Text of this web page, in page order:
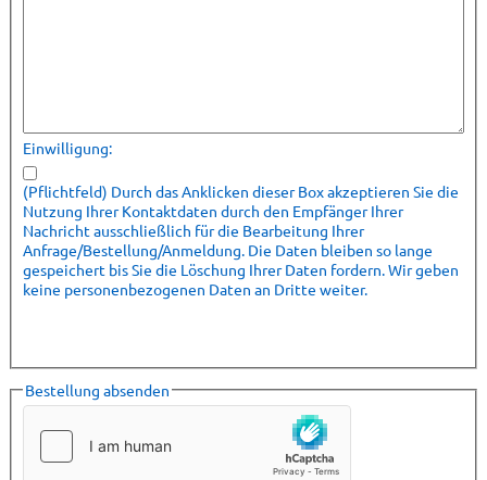
Einwilligung:
(Pflichtfeld) Durch das Anklicken dieser Box akzeptieren Sie die
Nutzung Ihrer Kontaktdaten durch den Empfänger Ihrer
Nachricht ausschließlich für die Bearbeitung Ihrer
Anfrage/Bestellung/Anmeldung. Die Daten bleiben so lange
gespeichert bis Sie die Löschung Ihrer Daten fordern. Wir geben
keine personenbezogenen Daten an Dritte weiter.
Bestellung absenden